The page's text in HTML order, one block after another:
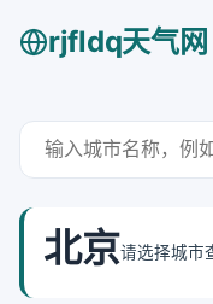
rjfldq天气网
北京请选择城市